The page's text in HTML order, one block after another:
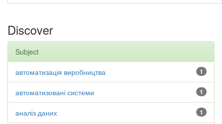
Discover
Subject
1
автоматизація виробництва
1
автоматизовані системи
1
аналіз даних